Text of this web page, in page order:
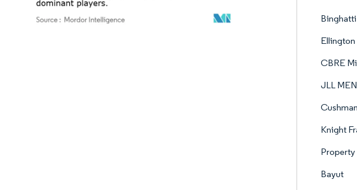
Binghatti
CBRE
JLL
Knight
Property
Bayut